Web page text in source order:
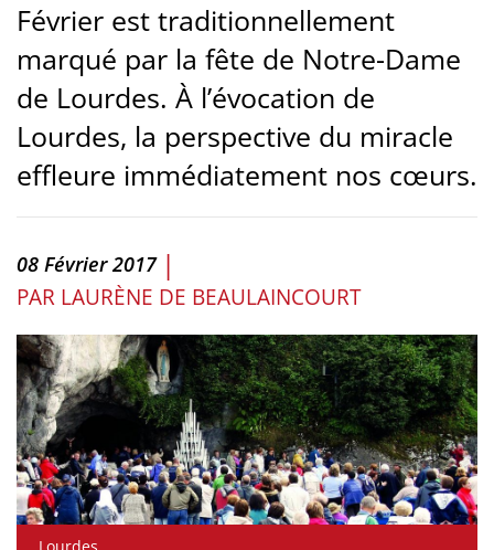
Février est traditionnellement
marqué par la fête de Notre-Dame
de Lourdes. À l’évocation de
Lourdes, la perspective du miracle
effleure immédiatement nos cœurs.
08 Février 2017 |
PAR LAURÈNE DE BEAULAINCOURT
Lourdes